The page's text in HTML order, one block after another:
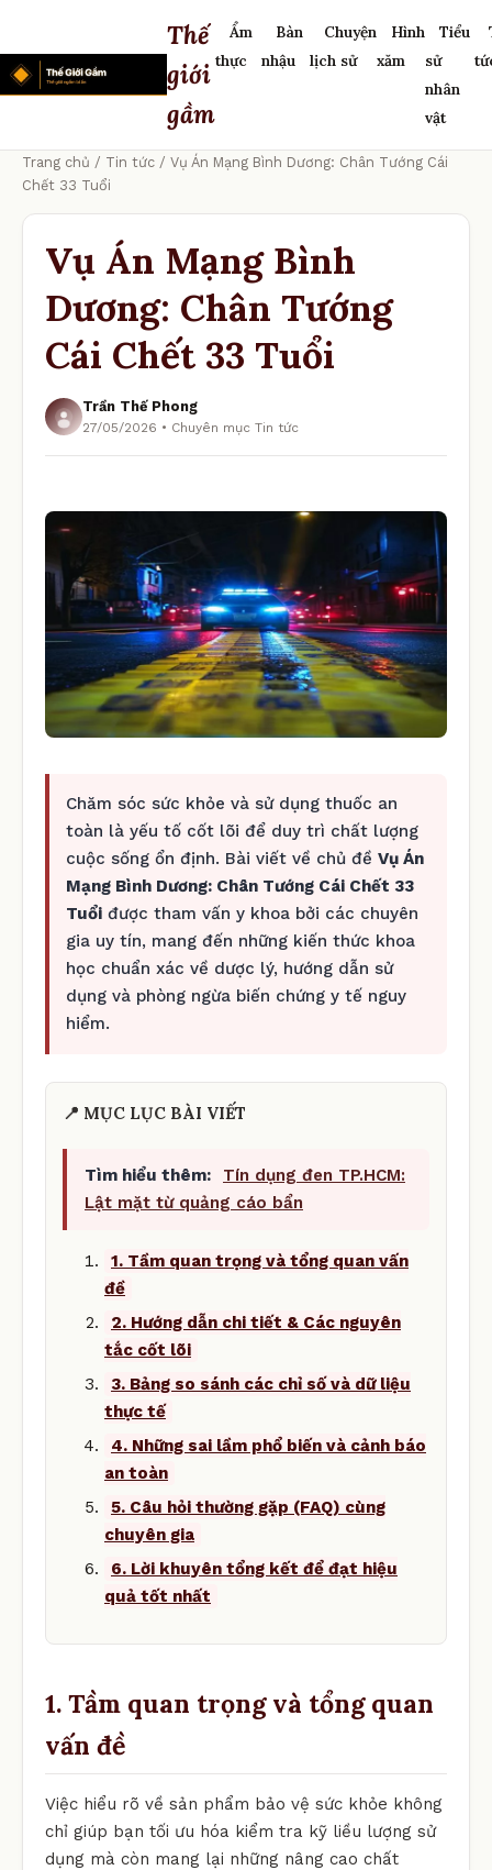
Thế
giới
gầm
Ẩm
thực
Bàn
nhậu
Chuyện
lịch sử
Hình
xăm
Tiểu
sử
nhân
vật
Trang chủ / Tin tức / Vụ Án Mạng Bình Dương: Chân Tướng Cái
Chết 33 Tuổi
Vụ Án Mạng Bình
Dương: Chân Tướng
Cái Chết 33 Tuổi
Trần Thế Phong
27/05/2026 • Chuyên mục Tin tức
Chăm sóc sức khỏe và sử dụng thuốc an
toàn là yếu tố cốt lõi để duy trì chất lượng
cuộc sống ổn định. Bài viết về chủ đề Vụ Án
Mạng Bình Dương: Chân Tướng Cái Chết 33
Tuổi được tham vấn y khoa bởi các chuyên
gia uy tín, mang đến những kiến thức khoa
học chuẩn xác về dược lý, hướng dẫn sử
dụng và phòng ngừa biến chứng y tế nguy
hiểm.
📍 MỤC LỤC BÀI VIẾT
Tìm hiểu thêm:
Tín dụng đen TP.HCM:
Lật mặt từ quảng cáo bẩn
1. Tầm quan trọng và tổng quan vấn
đề
2. Hướng dẫn chi tiết & Các nguyên
tắc cốt lõi
3. Bảng so sánh các chỉ số và dữ liệu
thực tế
4. Những sai lầm phổ biến và cảnh báo
an toàn
5. Câu hỏi thường gặp (FAQ) cùng
chuyên gia
6. Lời khuyên tổng kết để đạt hiệu
quả tốt nhất
1. Tầm quan trọng và tổng quan
vấn đề
Việc hiểu rõ về sản phẩm bảo vệ sức khỏe không
chỉ giúp bạn tối ưu hóa kiểm tra kỹ liều lượng sử
dụng mà còn mang lại những nâng cao chất